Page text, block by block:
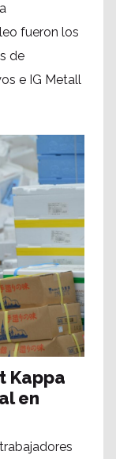
fueron los
de
e IG Metall
Kappa
en